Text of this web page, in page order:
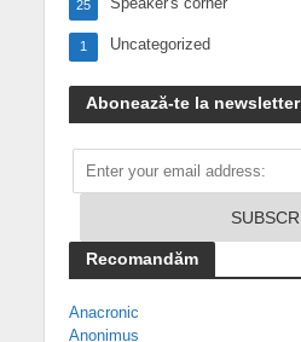
25
Uncategorized
1
Abonează-te la newsletter
Recomandăm
Anacronic
Anonimus